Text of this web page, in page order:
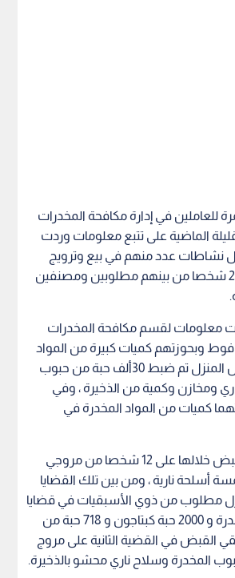
للعاملين في إدارة مكافحة المخدرات
الماضية على تتبع معلومات وردت
نشاطات عدد منهم في بيع وترويج
وتعاطي المواد المخدرة ، حيث أسفرت تلك الجهود عن إلقاء القبض على 29 شخصا من بينهم مطلوبين ومصنفين
معلومات لقسم مكافحة المخدرات
وبحوزتهم كميات كبيرة من المواد
المخدرة حيث جرى مداهمة المنزل والقي القبض على 7 أشخاص ، وبتفتيش المنزل تم ضبط 30ألف حبة من حبوب
ومخازن وكمية من الذخيرة ، وفي
كميات من المواد المخدرة في
وفي العاصمة تعاملت كوادر إدارة مكافحة المخدرات مع 12 قضية ألقت القبض خلالها على 12 شخصا من مروجي
أسلحة نارية ، ومن بين تلك القضايا
مطلوب من ذوي الأسبقيات في قضايا
المخدرات والذي عثر داخله بعد تفتيشه على 14 كفا من مادة الحشيش المخدرة و 2000 حبة كبتاجون و 718 حبة من
القبض في القضية الثانية على مروج
المخدرة وسلاح ناري محشو بالذخيرة.